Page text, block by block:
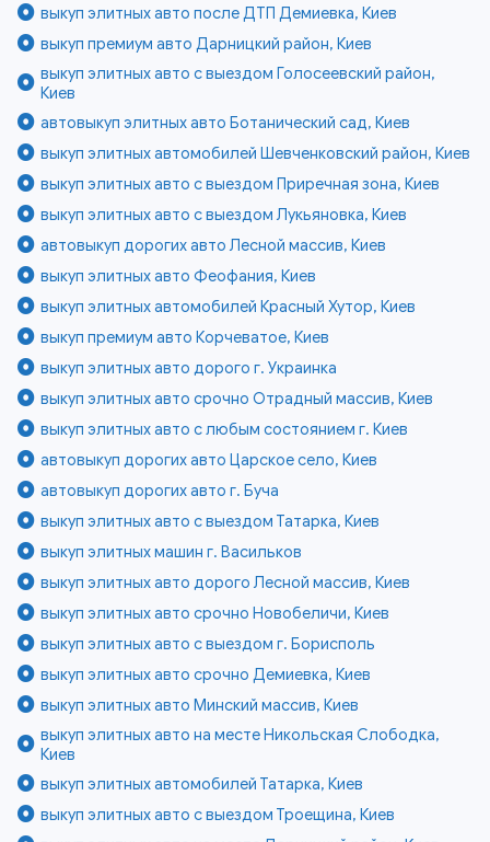
выкуп элитных авто после ДТП Демиевка, Киев
выкуп премиум авто Дарницкий район, Киев
выкуп элитных авто с выездом Голосеевский район,
Киев
автовыкуп элитных авто Ботанический сад, Киев
выкуп элитных автомобилей Шевченковский район, Киев
выкуп элитных авто с выездом Приречная зона, Киев
выкуп элитных авто с выездом Лукьяновка, Киев
автовыкуп дорогих авто Лесной массив, Киев
выкуп элитных авто Феофания, Киев
выкуп элитных автомобилей Красный Хутор, Киев
выкуп премиум авто Корчеватое, Киев
выкуп элитных авто дорого г. Украинка
выкуп элитных авто срочно Отрадный массив, Киев
выкуп элитных авто с любым состоянием г. Киев
автовыкуп дорогих авто Царское село, Киев
автовыкуп дорогих авто г. Буча
выкуп элитных авто с выездом Татарка, Киев
выкуп элитных машин г. Васильков
выкуп элитных авто дорого Лесной массив, Киев
выкуп элитных авто срочно Новобеличи, Киев
выкуп элитных авто с выездом г. Борисполь
выкуп элитных авто срочно Демиевка, Киев
выкуп элитных авто Минский массив, Киев
выкуп элитных авто на месте Никольская Слободка,
Киев
выкуп элитных автомобилей Татарка, Киев
выкуп элитных авто с выездом Троещина, Киев